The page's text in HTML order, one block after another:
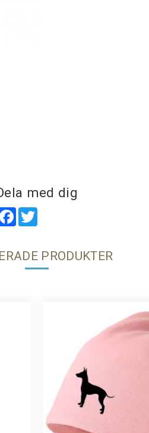
med dig
Facebook
PRODUKTER